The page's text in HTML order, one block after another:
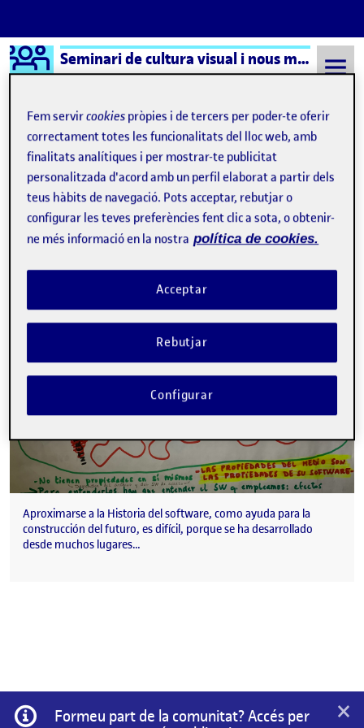
Saltar al contingut
Logo Ágora Seminari de cultura visual i nous mitjans – Aula 1
Semestre 20231 - Aula 1 Empresas del Software
Empresas del Software
Publicat per
Úrsula Bischofberger Valdes
Data de publicació18 gener, 2025 3:19 pm
-comentariel Necesidad de entender el
Aproximarse a la Historia del software, como ayuda para la
construcción del futuro, es difícil, porque se ha desarrollado
desde muchos lugares…
Informació
Formeu part de la comunitat? Accés per
×
Fem servircookies pròpies i de tercers per poder-te oferir
correctament totes les funcionalitats del lloc web, amb
finalitats analítiques i per mostrar-te publicitat
personalitzada d'acord amb un perfil elaborat a partir dels
teus hàbits de navegació. Pots acceptar, rebutjar o
configurar les teves preferències fent clic a sota, o obtenir-
ne més informació en la nostra política de cookies.
Rebutjar
Acceptar
Configurar